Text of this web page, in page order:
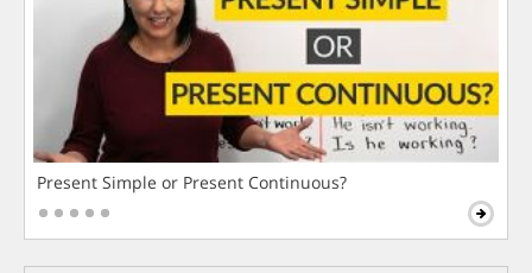
Present Simple or Present Continuous?